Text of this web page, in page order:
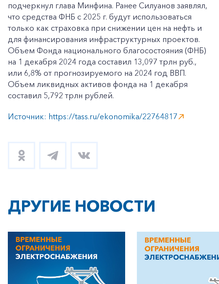
подчеркнул глава Минфина. Ранее Силуанов заявлял,
что средства ФНБ с 2025 г. будут использоваться
только как страховка при снижении цен на нефть и
для финансирования инфраструктурных проектов.
Объем Фонда национального благосостояния (ФНБ)
на 1 декабря 2024 года составил 13,097 трлн руб.,
или 6,8% от прогнозируемого на 2024 год ВВП.
Объем ликвидных активов фонда на 1 декабря
составил 5,792 трлн рублей.
Источник: https://tass.ru/ekonomika/22764817
ДРУГИЕ НОВОСТИ